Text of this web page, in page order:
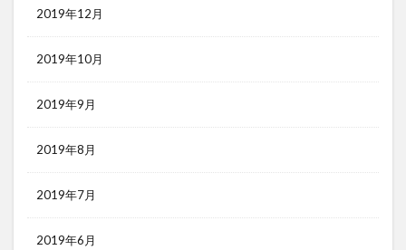
2019年12月
2019年10月
2019年9月
2019年8月
2019年7月
2019年6月